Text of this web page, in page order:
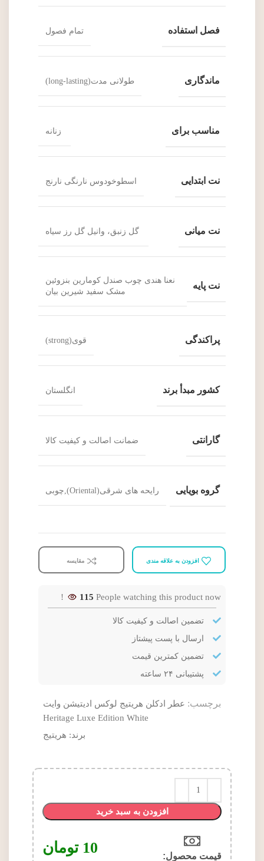
فصل استفاده تمام فصول
ماندگاری طولانی مدت(long-lasting)
مناسب برای زنانه
نت ابتدایی اسطوخودوس نارنگی نارنج
نت میانی گل زنبق، وانیل گل رز سیاه
نت پایه
نعنا هندی چوب صندل کومارین بنزوئین
مشک سفید شیرین بیان
پراکندگی قوی(strong)
کشور مبدأ برند انگلستان
گارانتی ضمانت اصالت و کیفیت کالا
گروه بویایی رایحه های شرقی(Oriental),چوبی
افزودن به علاقه مندی مقایسه
115 People watching this product now!
تضمین اصالت و کیفیت کالا
ارسال با پست پیشتاز
تضمین کمترین قیمت
پشتیبانی ۲۴ ساعته
برچسب: عطر ادکلن هریتیج لوکس ادیتیشن وایت
Heritage Luxe Edition White
برند: هریتیج
افزودن به سبد خرید
قیمت محصول:​ 10 تومان